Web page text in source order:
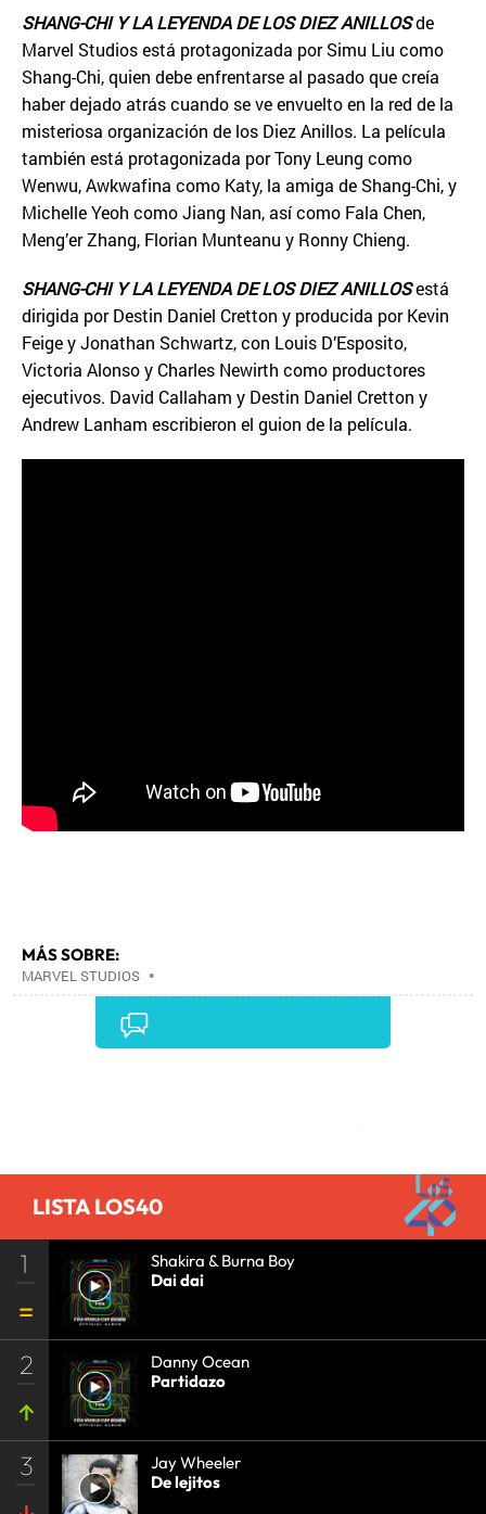
SHANG-CHI Y LA LEYENDA DE LOS DIEZ ANILLOSde
Marvel Studios está protagonizada por Simu Liu como
Shang-Chi, quien debe enfrentarse al pasado que creía
haber dejado atrás cuando se ve envuelto en la red de la
misteriosa organización de los Diez Anillos. La película
también está protagonizada por Tony Leung como
Wenwu, Awkwafina como Katy, la amiga de Shang-Chi, y
Michelle Yeoh como Jiang Nan, así como Fala Chen,
Meng’er Zhang, Florian Munteanu y Ronny Chieng.
SHANG-CHI Y LA LEYENDA DE LOS DIEZ ANILLOSestá
dirigida por Destin Daniel Cretton y producida por Kevin
Feige y Jonathan Schwartz, con Louis D’Esposito,
Victoria Alonso y Charles Newirth como productores
ejecutivos. David Callaham y Destin Daniel Cretton y
Andrew Lanham escribieron el guion de la película.
MÁS SOBRE:
MARVEL STUDIOS •
LISTA LOS40
1
Shakira & Burna Boy
Dai dai
2
Danny Ocean
Partidazo
3
Jay Wheeler
De lejitos